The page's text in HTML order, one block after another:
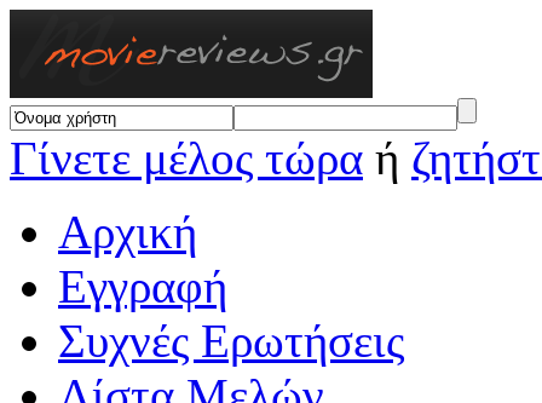
Γίνετε μέλος τώρα ή
Αρχική
Εγγραφή
Συχνές Ερωτήσεις